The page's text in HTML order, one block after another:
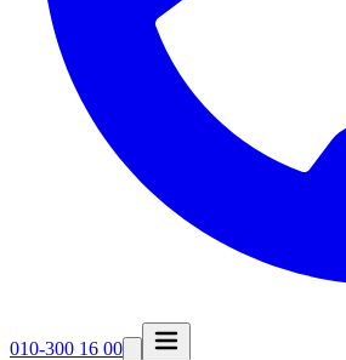
010-300 16 00